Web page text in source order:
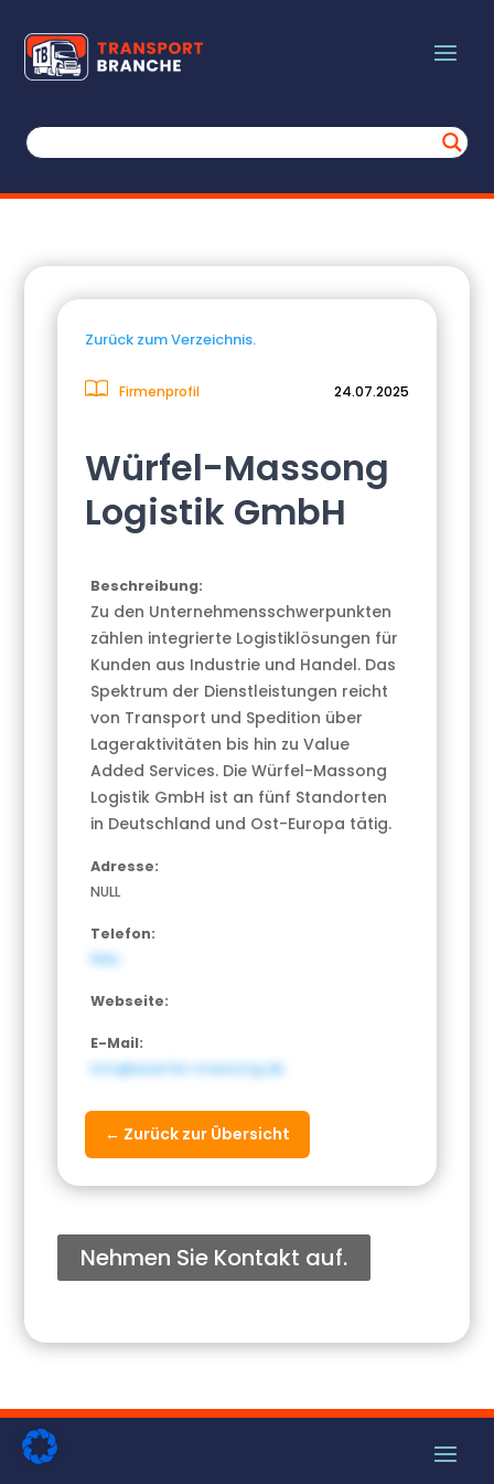
Zurück zum Verzeichnis.
Firmenprofil 24.07.2025
Würfel-Massong
Logistik GmbH
Beschreibung:
Zu den Unternehmensschwerpunkten
zählen integrierte Logistiklösungen für
Kunden aus Industrie und Handel. Das
Spektrum der Dienstleistungen reicht
von Transport und Spedition über
Lageraktivitäten bis hin zu Value
Added Services. Die Würfel-Massong
Logistik GmbH ist an fünf Standorten
in Deutschland und Ost-Europa tätig.
Adresse:
NULL
Telefon:
NULL
Webseite:
E-Mail:
info@wuerfel-massong.de
← Zurück zur Übersicht
Nehmen Sie Kontakt auf.